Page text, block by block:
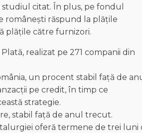
citat. În plus, pe fondul
românești răspund la plățile
plățile către furnizori.
realizat pe 271 companii din
un procent stabil față de
pe credit, în timp ce
strategie.
stabil față de anul trecut.
oferă termene de trei luni